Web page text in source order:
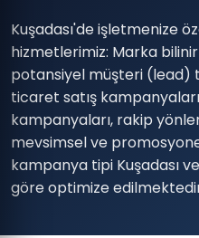
Kuşadası'de işletmenize
hizmetlerimiz: Marka
potansiyel müşteri (lead)
ticaret satış
kampanyaları, rakip
mevsimsel ve
kampanya tipi Kuşadası
göre optimize